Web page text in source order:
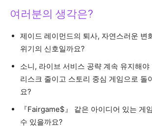
여러분의 생각은?
제이드 레이먼드의 퇴사, 자연스러운 변
위기의 신호일까요?
소니, 라이브 서비스 공략 계속 유지해야
리스크 줄이고 스토리 중심 게임으로 돌
요?
『Fairgame$』 같은 아이디어 있는 게
수 있을까요?